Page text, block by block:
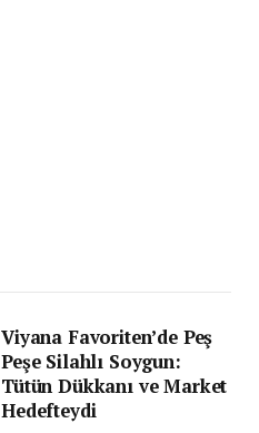
Viyana Favoriten’de Peş
Peşe Silahlı Soygun:
Tütün Dükkanı ve Market
Hedefteydi